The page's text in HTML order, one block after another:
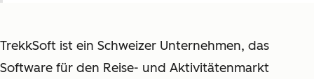
TrekkSoft ist ein Schweizer Unternehmen, das
Software für den Reise- und Aktivitätenmarkt